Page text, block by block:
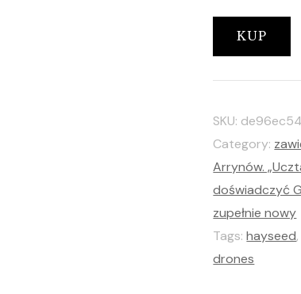
KUP
SKU:
Category:
Arrynów.
doświadczyć
zupełnie nowy
Tags:hayseed
drones